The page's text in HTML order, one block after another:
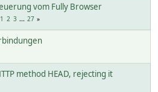
vom Fully Browser
1 2 3 ... 27
method HEAD, rejecting it